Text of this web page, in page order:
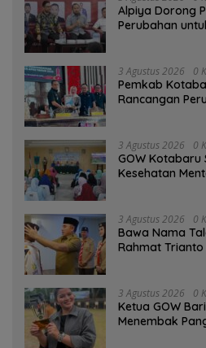
‎Alpiya Dorong
Perubahan
3 Agustus 2026 0
Pemkab
Rancangan
3 Agustus 2026 0
GOW Kotabaru
Kesehatan
3 Agustus 2026 0
Bawa Nama
Rahmat
3 Agustus 2026 0
Ketua GOW
Menembak